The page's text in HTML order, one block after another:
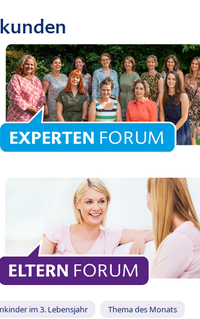
im 3. Lebensjahr Thema des Monats